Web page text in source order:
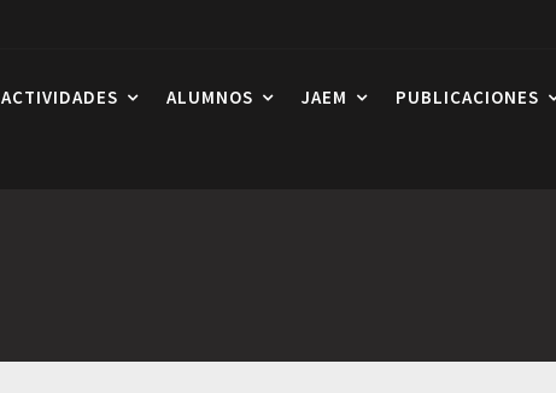
ACTIVIDADES ALUMNOS JAEM PUBLICACIONES